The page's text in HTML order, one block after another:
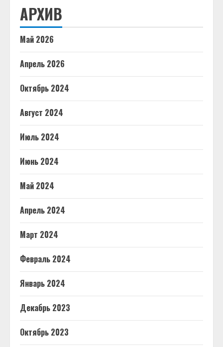
АРХИВ
Май 2026
Апрель 2026
Октябрь 2024
Август 2024
Июль 2024
Июнь 2024
Май 2024
Апрель 2024
Март 2024
Февраль 2024
Январь 2024
Декабрь 2023
Октябрь 2023